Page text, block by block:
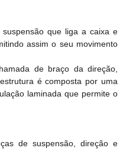
que liga a caixa e
assim o seu movimento
de braço da direção,
é composta por uma
laminada que permite o
de suspensão, direção e